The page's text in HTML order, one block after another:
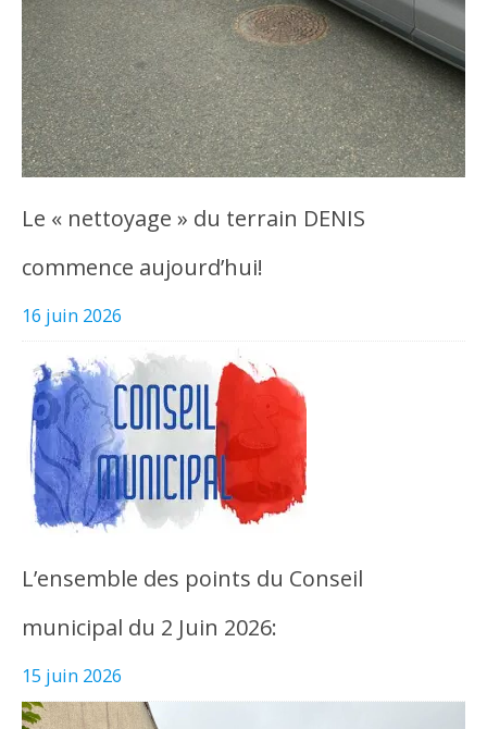
Le « nettoyage » du terrain DENIS
commence aujourd’hui!
16 juin 2026
L’ensemble des points du Conseil
municipal du 2 Juin 2026:
15 juin 2026